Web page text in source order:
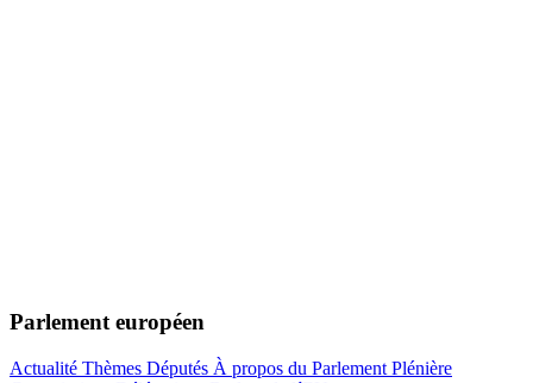
Parlement européen
Actualité Thèmes Députés À propos du Parlement Plénière